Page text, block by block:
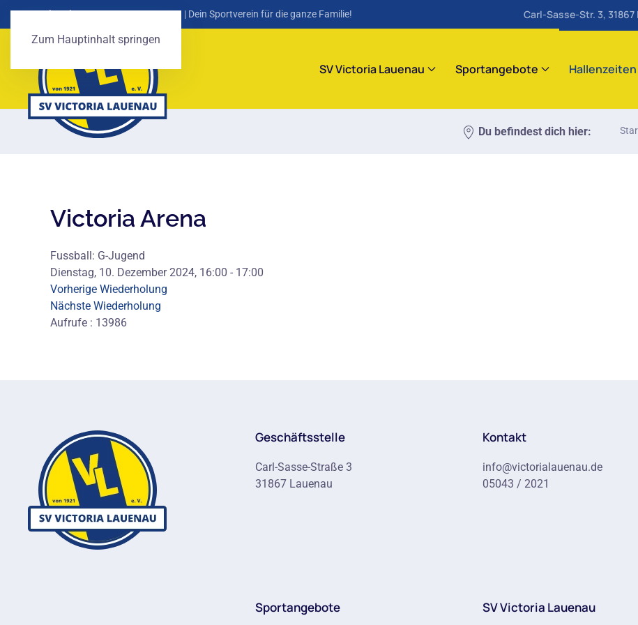
Zum Hauptinhalt springen
SV Victoria Lauenau von 1921 e. V. | Dein Sportverein für die ganze Familie! Carl-Sasse-Str. 3, 31867
SV Victoria Lauenau Sportangebote Hallenzeiten
Du befindest dich hier:
Victoria Arena
Fussball: G-Jugend
Dienstag, 10. Dezember 2024, 16:00 - 17:00
Vorherige Wiederholung
Nächste Wiederholung
Aufrufe : 13986
Geschäftsstelle
Carl-Sasse-Straße 3
31867 Lauenau
Kontakt
info@victorialauenau.de
05043 / 2021
Sportangebote SV Victoria Lauenau